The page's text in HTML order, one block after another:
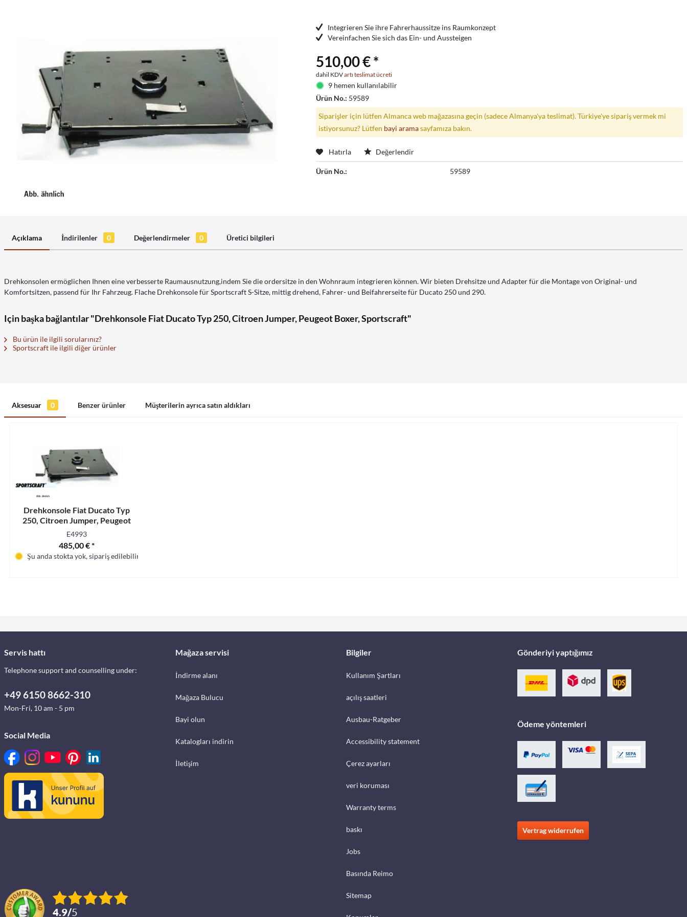
Integrieren Sie ihre Fahrerhaussitze ins Raumkonzept
Vereinfachen Sie sich das Ein- und Aussteigen
510,00 € *
dahil KDVartı teslimat ücreti
9 hemen kullanılabilir
Ürün No.: 59589
Siparişler için lütfen Almanca web mağazasına geçin (sadece Almanya'ya teslimat). Türkiye'ye sipariş vermek mi
istiyorsunuz? Lütfen bayi aramasayfamıza bakın.
Hatırla Değerlendir
Ürün No.: 59589
Açıklama İndirilenler 0 Değerlendirmeler 0 Üretici bilgileri
Drehkonsolen ermöglichen Ihnen eine verbesserte Raumausnutzung,indem Sie die ordersitze in den Wohnraum integrieren können. Wir bieten Drehsitze und Adapter für die Montage von Original- und
Komfortsitzen, passend für Ihr Fahrzeug. Flache Drehkonsole für Sportscraft S-Sitze, mittig drehend, Fahrer- und Beifahrerseite für Ducato 250 und 290.
Için başka bağlantılar "Drehkonsole Fiat Ducato Typ 250, Citroen Jumper, Peugeot Boxer, Sportscraft"
Bu ürün ile ilgili sorularınız?
Sportscraft ile ilgili diğer ürünler
Aksesuar 0 Benzer ürünler Müşterilerin ayrıca satın aldıkları
Drehkonsole Fiat Ducato Typ
250, Citroen Jumper, Peugeot
Boxer, Sportscraft
E4993
485,00 € *
Şu anda stokta yok, sipariş edilebilir
Servis hattı
Telephone support and counselling under:
+49 6150 8662-310
Mon-Fri, 10 am - 5 pm
Social Media
4.9/5
Mağaza servisi
İndirme alanı
Mağaza Bulucu
Bayi olun
Katalogları indirin
İletişim
Bilgiler
Kullanım Şartları
açılış saatleri
Ausbau-Ratgeber
Accessibility statement
Çerez ayarları
veri koruması
Warranty terms
baskı
Jobs
Basında Reimo
Sitemap
Gönderiyi yaptığımız
Ödeme yöntemleri
Vertrag widerrufen